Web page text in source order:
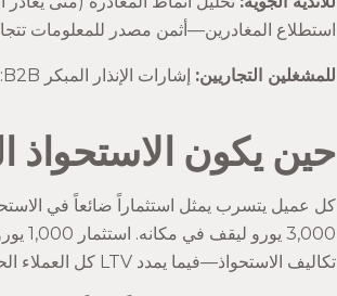
استطلاع المغادرين—أثمن مصدر للمعلومات
للمشغلين التجاريين: إشارات الإنذار المبكر B2B: تراجع حجم الطلبات، تأخر المدفوعات، انخفاض التفاعل.
حين يكون الاستحواذ
تكاليف الاستحواذ—فيما يمدد LTV كل العملاء الحاليين.